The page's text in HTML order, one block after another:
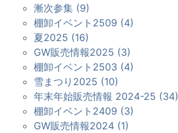
漸次参集 (9)
棚卸イベント2509 (4)
夏2025 (16)
GW販売情報2025 (3)
棚卸イベント2503 (4)
雪まつり2025 (10)
年末年始販売情報 2024-25 (34)
棚卸イベント2409 (3)
GW販売情報2024 (1)